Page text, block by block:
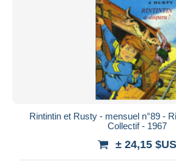
Rintintin et Rusty - mensuel n°89 -
Collectif - 1967
± 24,15 $US